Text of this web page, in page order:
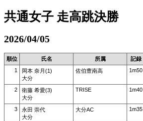
共通女子 走高跳決勝
2026/04/05
順位 氏名 所属 記録
1
岡本 奈月(1)
大分
佐伯豊南高 1m50
2
衛藤 希愛(3)
大分
TRISE 1m40
3
永田 崇代
大分
大分AC 1m35